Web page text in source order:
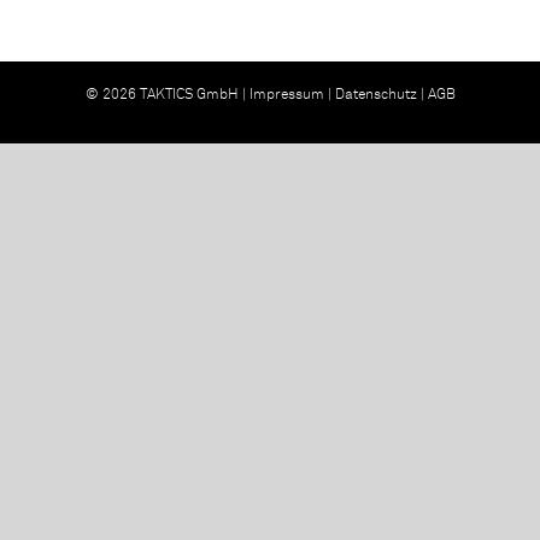
© 2026 TAKTICS GmbH | Impressum | Datenschutz| AGB